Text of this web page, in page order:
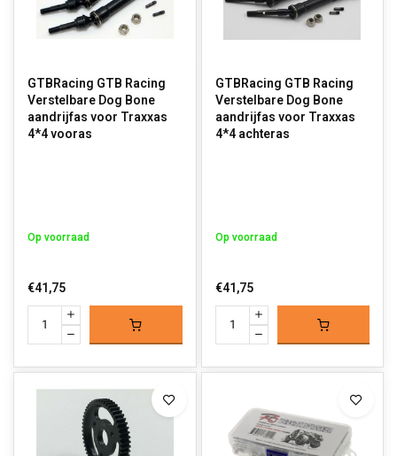
GTBRacing GTB Racing
Verstelbare Dog Bone
aandrijfas voor Traxxas
4*4 vooras
Op voorraad
€41,75
GTBRacing GTB Racing
Verstelbare Dog Bone
aandrijfas voor Traxxas
4*4 achteras
Op voorraad
€41,75